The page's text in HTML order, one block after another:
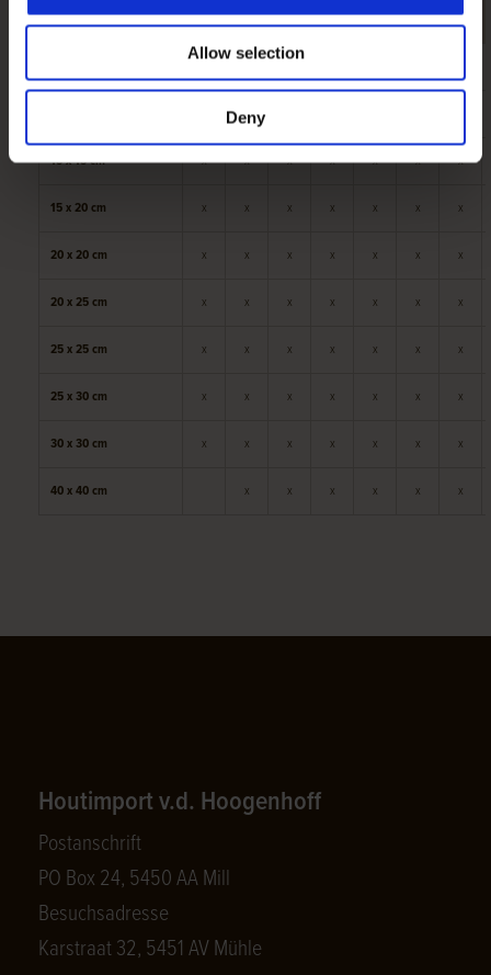
Allow selection
Deny
Abmessungen
x
15 x 15 cm x x x x x x x
15 x 20 cm x x x x x x x
20 x 20 cm x x x x x x x
20 x 25 cm x x x x x x x
25 x 25 cm x x x x x x x
25 x 30 cm x x x x x x x
30 x 30 cm x x x x x x x
40 x 40 cm x x x x x x
Houtimport v.d. Hoogenhoff
Postanschrift
PO Box 24, 5450 AA Mill
Besuchsadresse
Karstraat 32, 5451 AV Mühle